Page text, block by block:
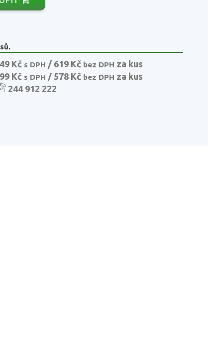
Kčs DPH / 619 Kč bez DPH za kus
Kčs DPH / 578 Kč bez DPH za kus
244 912 222